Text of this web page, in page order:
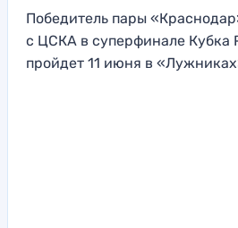
Победитель пары
с ЦСКА в суперфинале Кубка
пройдет 11 июня в